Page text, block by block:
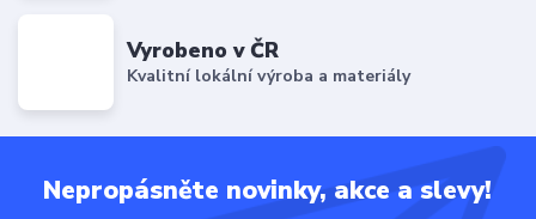
Vyrobeno v ČR
Kvalitní lokální výroba a materiály
Nepropásněte novinky, akce a slevy!